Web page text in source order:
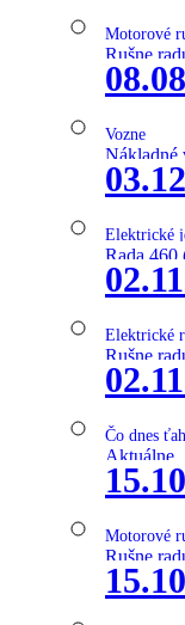
Motorové
Rušne
Vozne
Nákladné
Elektrické
Rada
Elektrické
Rušne
Čo dnes
Aktuálne
Motorové
Rušne